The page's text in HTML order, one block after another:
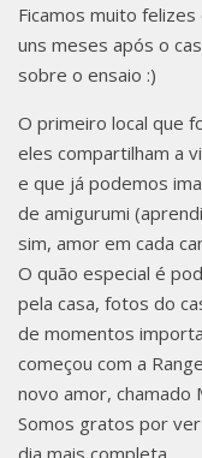
Ficamos muito
uns meses após o
sobre o ensaio :)
O primeiro local que
eles compartilham a
e que já podemos
de amigurumi
sim, amor em cada
O quão especial é
pela casa, fotos do
de momentos
começou com a
novo amor, chamado
Somos gratos por
dia mais completa.